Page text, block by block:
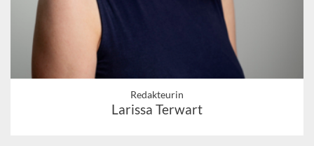
Redakteurin
Larissa Terwart